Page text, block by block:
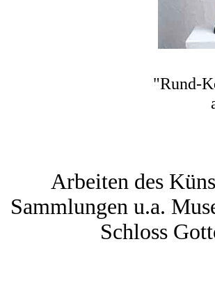
"Rund-
Arbeiten des
Sammlungen u.a.
Schloss